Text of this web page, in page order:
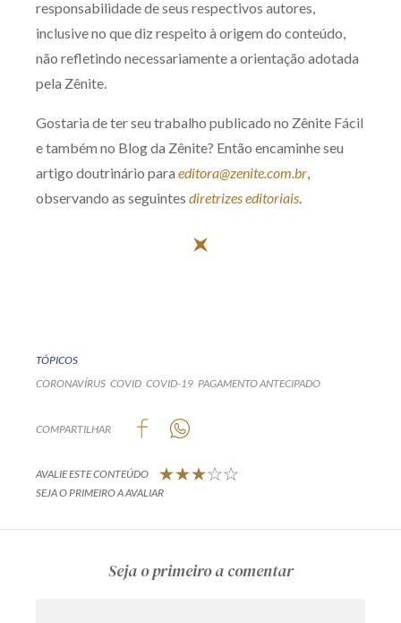
responsabilidade de seus respectivos autores,
inclusive no que diz respeito à origem do conteúdo,
não refletindo necessariamente a orientação adotada
pela Zênite.
Gostaria de ter seu trabalho publicado no Zênite Fácil
e também no Blog da Zênite? Então encaminhe seu
artigo doutrinário para editora@zenite.com.br,
observando as seguintes diretrizes editoriais.
TÓPICOS
CORONAVÍRUS COVID COVID-19 PAGAMENTO ANTECIPADO
COMPARTILHAR
AVALIE ESTE CONTEÚDO
SEJA O PRIMEIRO A AVALIAR
Seja o primeiro a comentar